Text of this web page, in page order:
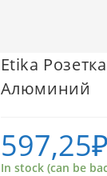
Etika
Алюминий
597,25₽
In stock (can be